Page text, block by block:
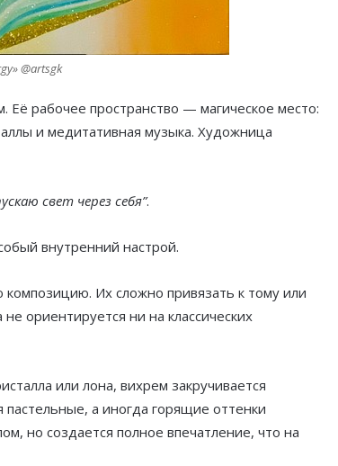
@artsgk
Её рабочее пространство — магическое место:
и медитативная музыка. Художница
свет через себя”.
внутренний настрой.
Их сложно привязать к тому или
ориентируется ни на классических
или лона, вихрем закручивается
а иногда горящие оттенки
но создается полное впечатление, что на